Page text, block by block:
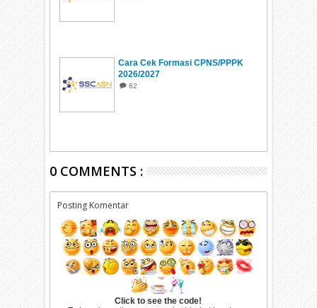
Cara Cek Formasi CPNS/PPPK
2026/2027
62
0 COMMENTS :
Posting Komentar
Click to see the code!